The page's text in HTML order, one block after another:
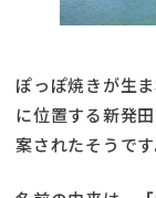
ぽっぽ焼きが生
に位置する新発
案されたそうです